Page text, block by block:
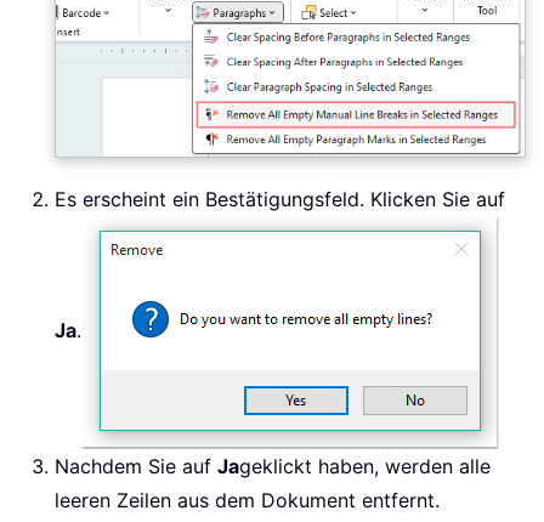
Es erscheint ein Bestätigungsfeld. Klicken Sie auf
Ja.
Nachdem Sie auf Jageklickt haben, werden alle
leeren Zeilen aus dem Dokument entfernt.